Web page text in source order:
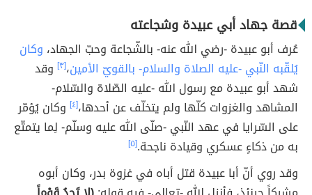
قصة جهاد أبي عبيدة وشجاعته
عُرف أبو عبيدة -رضي الله عنه- بالشّجاعة وحبّ الجهاد، وكان
يُلقّبه النّبي -عليه الصلاة والسلام- بالقويّ الأمين،[٣]
وقد
شهد أبو عبيدة مع رسول الله -عليه الصّلاة والسّلام-
المشاهد والغزوات كلّها ولم يتخلّف عن أحدها،[٤]
وكان يُؤمّر
على السّرايا في عهد النّبي -صلّى الله عليه وسلّم- لِما يتمتّع
به من ذكاءٍ عسكري وقيادة ناجحة.[٥]
وقد روي أنّ أبا عبيدة قتل أباه في غزوة بدر، وكان أبوه